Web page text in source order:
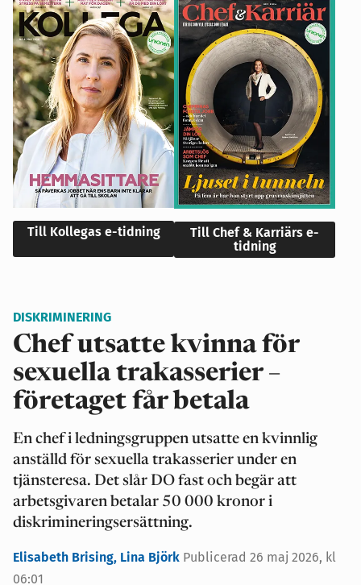
Till Kollegas e-tidning
Till Chef & Karriärs e-
tidning
DISKRIMINERING
Chef utsatte kvinna för
sexuella trakasserier –
företaget får betala
En chef i ledningsgruppen utsatte en kvinnlig
anställd för sexuella trakasserier under en
tjänsteresa. Det slår DO fast och begär att
arbetsgivaren betalar 50 000 kronor i
diskrimineringsersättning.
Elisabeth Brising, Lina Björk Publicerad 26 maj 2026, kl
06:01